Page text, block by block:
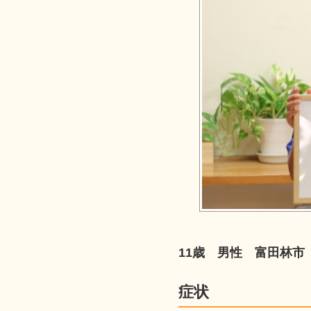
11歳 男性 富田林市
症状